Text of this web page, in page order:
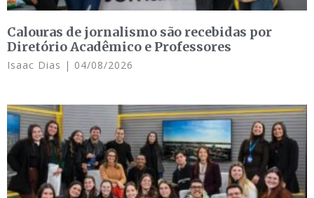
Calouras de jornalismo são recebidas por
Diretório Acadêmico e Professores
Isaac Dias 04/08/2026